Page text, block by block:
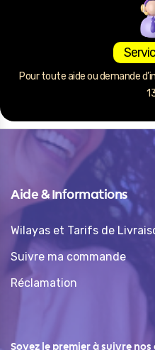
Pour toute aide ou demande
Aide & Informations
Wilayas et Tarifs de
Suivre ma commande
Réclamation
Soyez le premier à suivre